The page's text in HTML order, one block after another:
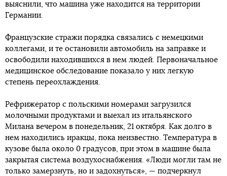
выяснили, что машина уже находится на территории
Германии.
Французские стражи порядка связались с немецкими
коллегами, и те остановили автомобиль на заправке и
освободили находившихся в нем людей. Первоначальное
медицинское обследование показало у них легкую
степень переохлаждения.
Рефрижератор с польскими номерами загрузился
молочными продуктами и выехал из итальянского
Милана вечером в понедельник, 21 октября. Как долго в
нем находились иракцы, пока неизвестно. Температура в
кузове была около 0 градусов, при этом в машине была
закрытая система воздухоснабжения. «Люди могли там не
только замерзнуть, но и задохнуться», — подчеркнул